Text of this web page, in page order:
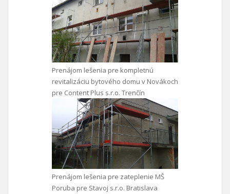
Prenájom lešenia pre kompletnú
revitalizáciu bytového domu v Novákoch
pre Content Plus s.r.o. Trenčín
Prenájom lešenia pre zateplenie MŠ
Poruba pre Stavoj s.r.o. Bratislava